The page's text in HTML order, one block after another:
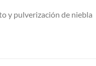
y pulverización de niebla